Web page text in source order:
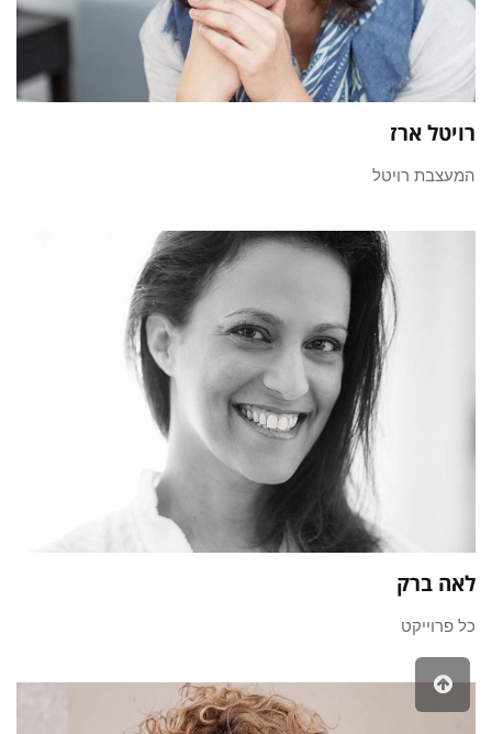
רויטל ארז
המעצבת רויטל
לאה ברק
כל פרוייקט
גלילה
לראש